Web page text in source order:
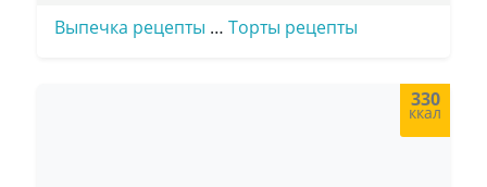
Выпечка рецепты … Торты рецепты
330
ккал